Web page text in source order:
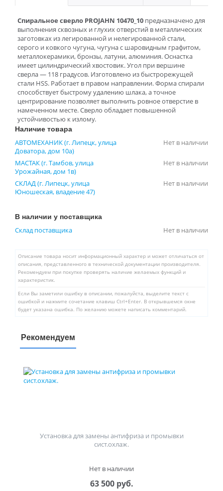
Спиральное сверло PROJAHN 10470_10 предназначено для
выполнения сквозных и глухих отверстий в металлических
заготовках из легированной и нелегированной стали,
серого и ковкого чугуна, чугуна с шаровидным графитом,
металлокерамики, бронзы, латуни, алюминия. Оснастка
имеет цилиндрический хвостовик. Угол при вершине
сверла — 118 градусов. Изготовлено из быстрорежущей
стали HSS. Работает в правом направлении. Форма спирали
способствует быстрому удалению шлака, а точное
центрирование позволяет выполнить ровное отверстие в
намеченном месте. Сверло обладает повышенной
устойчивостью к излому.
Наличие товара
АВТОМЕХАНИК (г. Липецк, улица
Доватора, дом 10а)
Нет в наличии
МАСТАК (г. Тамбов, улица
Урожайная, дом 1в)
Нет в наличии
СКЛАД (г. Липецк, улица
Юношеская, владение 47)
Нет в наличии
В наличии у поставщика
Склад поставщика Нет в наличии
Описание товара носит информационный характер и может отличаться от
описания, представленного в технической документации производителя.
Рекомендуем при покупке проверять наличие желаемых функций и
характеристик.
Если Вы заметили ошибку в описании, пожалуйста, выделите текст с
ошибкой и нажмите сочетание клавиш Ctrl+Enter. В открывшемся окне
будет указана ошибка. По желанию можете написать комментарий.
Рекомендуем
Установка для замены антифриза и промывки
сист.охлаж.
Нет в наличии
63 500 руб.